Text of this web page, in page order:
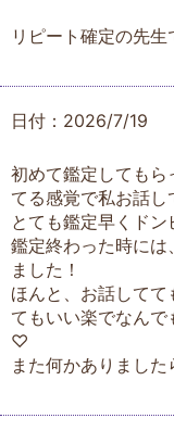
リピート確定の先生
日付：2026/7/19
初めて鑑定してもら
てる感覚で私お話
とても鑑定早くド
鑑定終わった時には
ました！
ほんと、お話してて
てもいい楽でなん
♡
また何かありました